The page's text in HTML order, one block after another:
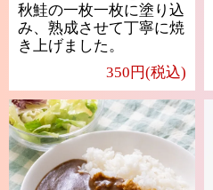
秋鮭の一枚一枚に塗り込
み、熟成させて丁寧に焼
き上げました。
350円(税込)